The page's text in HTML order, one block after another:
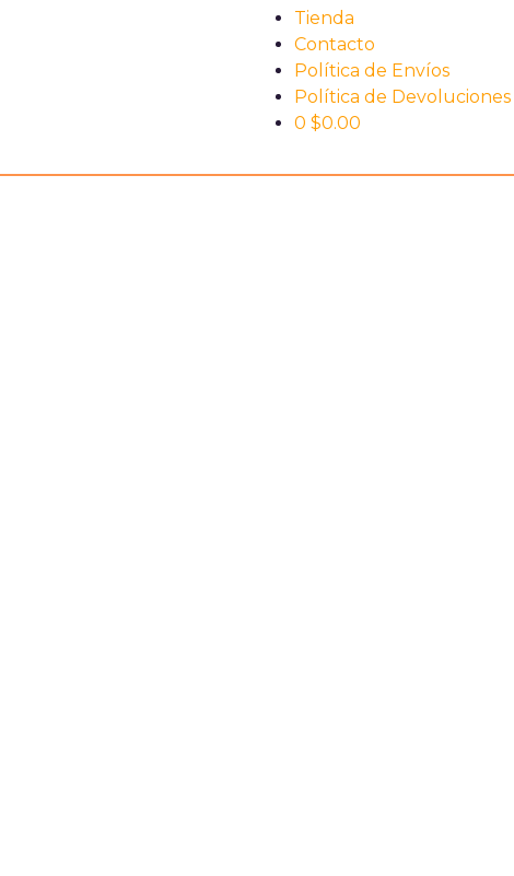
Tienda
Contacto
Política de Envíos
Política de Devoluciones
0 $0.00